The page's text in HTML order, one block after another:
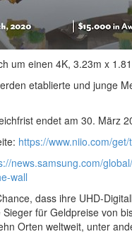
um einen 4K, 3.23m x
etablierte und junge
endet am 30. März
https://www.niio.com/
news.samsung.com/
wall
dass ihre UHD-
für Geldpreise von
Orten weltweit, unter